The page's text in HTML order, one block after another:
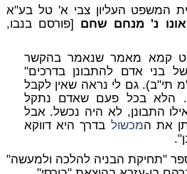
המשפט העליון צבי א' טל בע"א
אונו נ' מנחם שחם [פורסם בנבו,
קמא מאמר שנאמר בהקשר
בני אדם להתבונן בדרכים"
תי"ב). גם לי נראה שאין לקבל
הלא בכל פעם שאדם נתקל
התבונן, לא היה נכשל. אבל
את המכשול בדרך היא דווקא
"תחיקת הבניה להלכה ולמעשה"